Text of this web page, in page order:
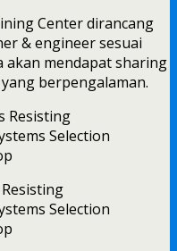
Center dirancang
& engineer sesuai
akan mendapat sharing
berpengalaman.
Selection